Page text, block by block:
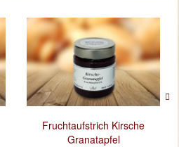
Fruchtaufstrich Kirsche
Granatapfel